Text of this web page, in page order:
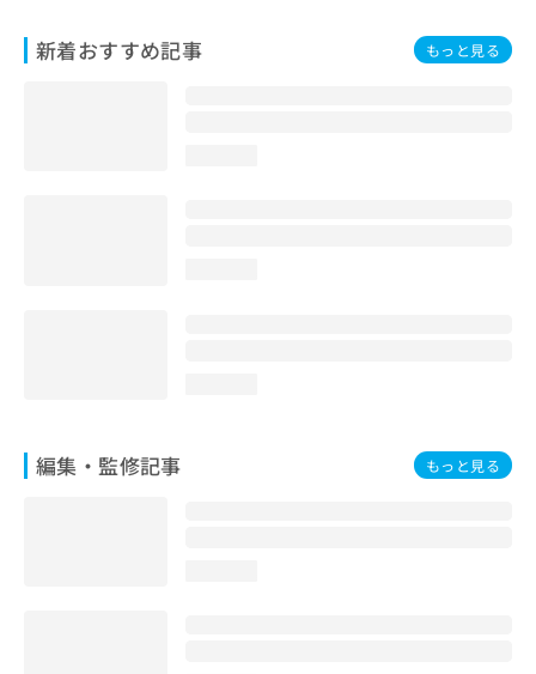
新着おすすめ記事 もっと見る
編集・監修記事 もっと見る
問
い